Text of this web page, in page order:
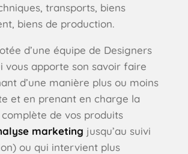
transports, biens
biens de production.
d’une équipe de Designers
vous apporte son savoir faire
d’une manière plus ou moins
et en prenant en charge la
de vos produits
marketing jusqu’au suivi
ou qui intervient plus